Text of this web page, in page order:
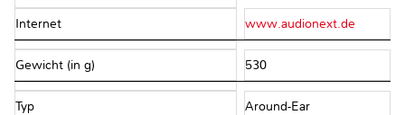
Internet www.audionext.de
Gewicht (in g) 530
Typ Around-Ear